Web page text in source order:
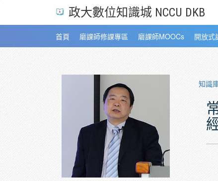
政大數位知識城 NCCU DKB
首頁 磨課師修課專區 磨課師MOOCs 開放式
知識